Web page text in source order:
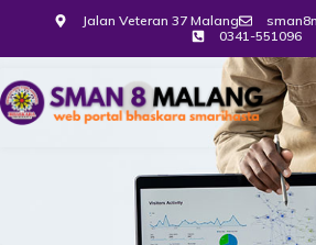
Jalan Veteran 37 Malang
0341-551096